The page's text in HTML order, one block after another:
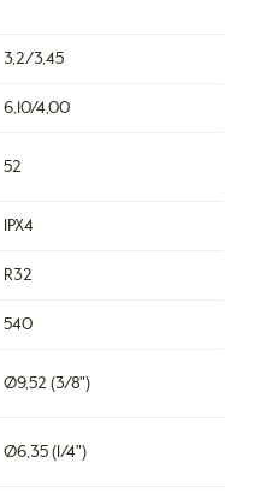
3,2/3,45
6,10/4,00
52
IPX4
R32
540
Ø9,52 (3/8")
Ø6,35 (1/4")